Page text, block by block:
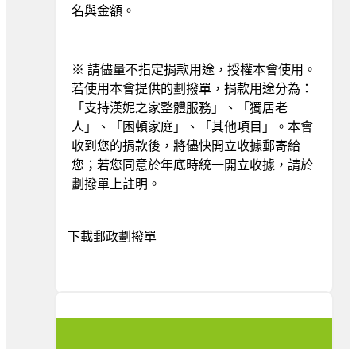
名與金額。
※ 請儘量不指定捐款用途，授權本會使用。
若使用本會提供的劃撥單，捐款用途分為：
「支持漢妮之家整體服務」、「獨居老
人」、「困頓家庭」、「其他項目」。本會
收到您的捐款後，將儘快開立收據郵寄給
您；若您同意於年底時統一開立收據，請於
劃撥單上註明。
下載郵政劃撥單